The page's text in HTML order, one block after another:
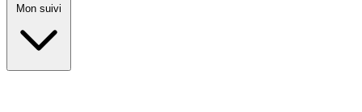
Mon suivi